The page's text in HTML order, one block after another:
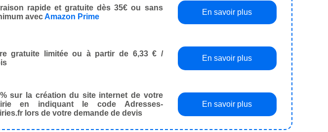
rapide et gratuite dès 35€ ou sans
avecAmazon Prime
En savoir plus
gratuite limitée ou à partir de 6,33 € /
En savoir plus
sur la création du site internet de votre
en indiquant le code Adresses-
lors de votre demande de devis
En savoir plus